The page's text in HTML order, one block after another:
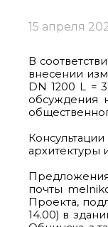
15 апреля
В
внесении
DN 1200 L =
обсуждения
архитектуры
почты
Проекта,
14.00) в